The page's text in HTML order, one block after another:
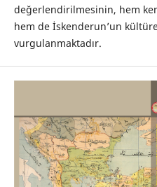
değerlendirilmesinin, hem
hem de İskenderun’un
vurgulanmaktadır.